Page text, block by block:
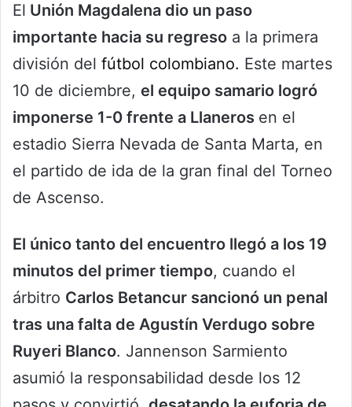
El Unión Magdalena dio un paso
importante hacia su regreso a la primera
división del fútbol colombiano. Este martes
10 de diciembre, el equipo samario logró
imponerse 1-0 frente a Llaneros en el
estadio Sierra Nevada de Santa Marta, en
el partido de ida de la gran final del Torneo
de Ascenso.
El único tanto del encuentro llegó a los 19
minutos del primer tiempo, cuando el
árbitro Carlos Betancur sancionó un penal
tras una falta de Agustín Verdugo sobre
Ruyeri Blanco. Jannenson Sarmiento
asumió la responsabilidad desde los 12